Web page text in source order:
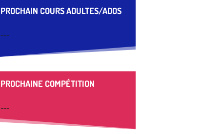
PROCHAIN COURS ADULTES/ADOS
---
PROCHAINE COMPÉTITION
---